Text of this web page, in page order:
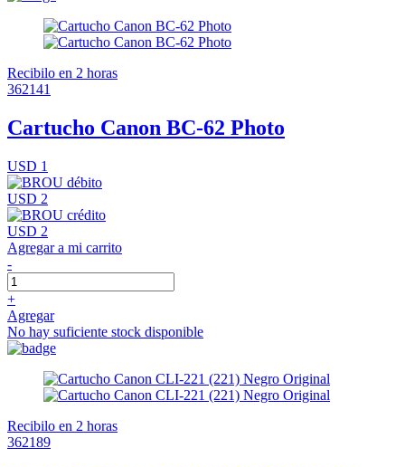
Recibilo en 2 horas
362141
Cartucho Canon BC-62 Photo
USD 1
USD 2
USD 2
Agregar a mi carrito
-
+
Agregar
No hay suficiente stock disponible
Recibilo en 2 horas
362189